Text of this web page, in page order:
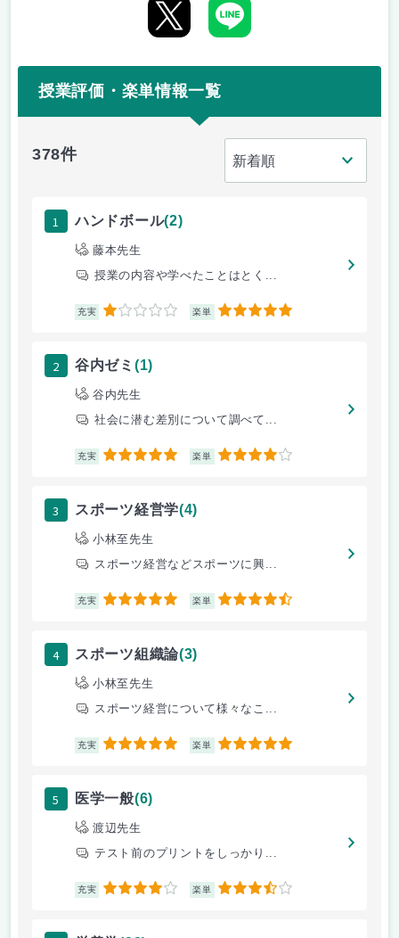
授業評価・楽単情報一覧
378件
1 ハンドボール(2)
藤本先生
授業の内容や学べたことはとく...
充実 1 楽単 5
2 谷内ゼミ (1)
谷内先生
社会に潜む差別について調べて...
充実 5 楽単 4
3 スポーツ経営学(4)
小林至先生
スポーツ経営などスポーツに興...
充実 5 楽単 4.5
4 スポーツ組織論(3)
小林至先生
スポーツ経営について様々なこ...
充実 5 楽単 5
5 医学一般(6)
渡辺先生
テスト前のプリントをしっかり...
充実 4 楽単 3.5